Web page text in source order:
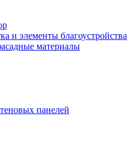
и элементы благоустройства
материалы
панелей